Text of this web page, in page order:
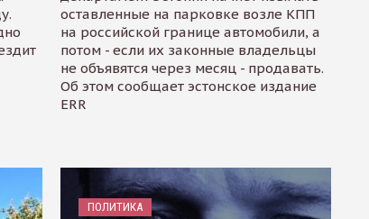
оставленные на парковке возле КПП
на российской границе автомобили, а
потом - если их законные владельцы
не объявятся через месяц - продавать.
Об этом сообщает эстонское издание
ERR
ПОЛИТИКА